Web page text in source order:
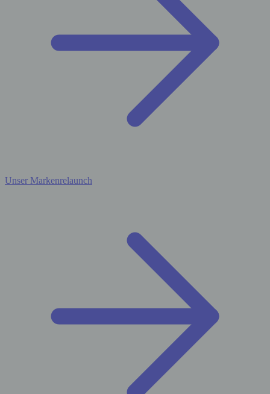
Unser Markenrelaunch